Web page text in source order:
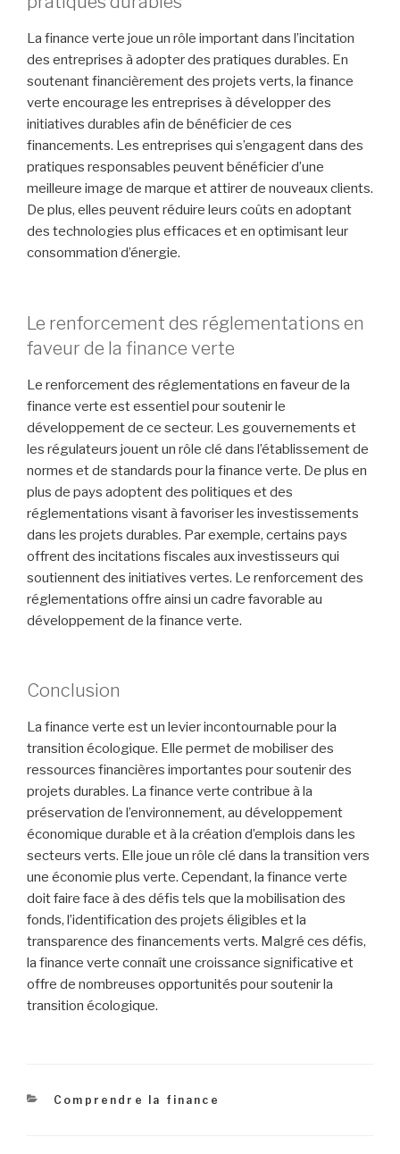
La finance verte joue un rôle important dans l’incitation
des entreprises à adopter des pratiques durables. En
soutenant financièrement des projets verts, la finance
verte encourage les entreprises à développer des
initiatives durables afin de bénéficier de ces
financements. Les entreprises qui s’engagent dans des
pratiques responsables peuvent bénéficier d’une
meilleure image de marque et attirer de nouveaux clients.
De plus, elles peuvent réduire leurs coûts en adoptant
des technologies plus efficaces et en optimisant leur
consommation d’énergie.
Le renforcement des réglementations en
faveur de la finance verte
Le renforcement des réglementations en faveur de la
finance verte est essentiel pour soutenir le
développement de ce secteur. Les gouvernements et
les régulateurs jouent un rôle clé dans l’établissement de
normes et de standards pour la finance verte. De plus en
plus de pays adoptent des politiques et des
réglementations visant à favoriser les investissements
dans les projets durables. Par exemple, certains pays
offrent des incitations fiscales aux investisseurs qui
soutiennent des initiatives vertes. Le renforcement des
réglementations offre ainsi un cadre favorable au
développement de la finance verte.
Conclusion
La finance verte est un levier incontournable pour la
transition écologique. Elle permet de mobiliser des
ressources financières importantes pour soutenir des
projets durables. La finance verte contribue à la
préservation de l’environnement, au développement
économique durable et à la création d’emplois dans les
secteurs verts. Elle joue un rôle clé dans la transition vers
une économie plus verte. Cependant, la finance verte
doit faire face à des défis tels que la mobilisation des
fonds, l’identification des projets éligibles et la
transparence des financements verts. Malgré ces défis,
la finance verte connaît une croissance significative et
offre de nombreuses opportunités pour soutenir la
transition écologique.
Catégories
Comprendre la finance